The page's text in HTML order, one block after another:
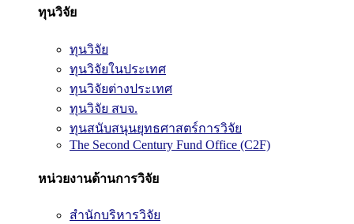
ทุนวิจัย
ทุนวิจัย
ทุนวิจัยในประเทศ
ทุนวิจัยต่างประเทศ
ทุนวิจัย สบจ.
ทุนสนับสนุนยุทธศาสตร์การวิจัย
The Second Century Fund Office (C2F)
หน่วยงานด้านการวิจัย
สำนักบริหารวิจัย